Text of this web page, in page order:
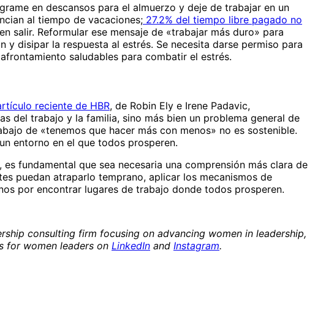
en descansos para el almuerzo y deje de trabajar en un
al tiempo de vacaciones; 27.2% del tiempo libre pagado no
salir. Reformular ese mensaje de «trabajar más duro» para
disipar la respuesta al estrés. Se necesita darse permiso para
saludables para combatir el estrés.
reciente de HBR, de Robin Ely e Irene Padavic,
del trabajo y la familia, sino más bien un problema general de
de «tenemos que hacer más con menos» no es sostenible.
entorno en el que todos prosperen.
fundamental que sea necesaria una comprensión más clara de
puedan atraparlo temprano, aplicar los mecanismos de
por encontrar lugares de trabajo donde todos prosperen.
consulting firm focusing on advancing women in leadership,
for women leaders on LinkedIn and Instagram.